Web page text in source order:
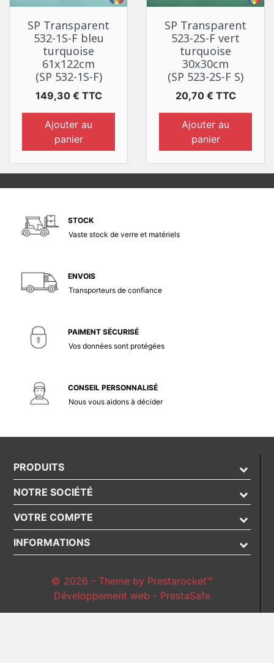
SP Transparent
532-1S-F bleu
turquoise
61x122cm
(SP 532-1S-F)
Prix
149,30 € TTC
Ajouter au
panier
SP Transparent
523-2S-F vert
turquoise
30x30cm
(SP 523-2S-F S)
Prix
20,70 € TTC
Ajouter au
panier
STOCK
Vaste stock de verre et matériels
ENVOIS
Transporteurs de confiance
PAIMENT SÉCURISÉ
Vos données sont protégées
CONSEIL PERSONNALISÉ
Nous vous aidons à décider
PRODUITS
NOTRE SOCIÉTÉ
VOTRE COMPTE
INFORMATIONS
© 2026 - Theme by Prestarocket™
Développement web - PrestaSafe